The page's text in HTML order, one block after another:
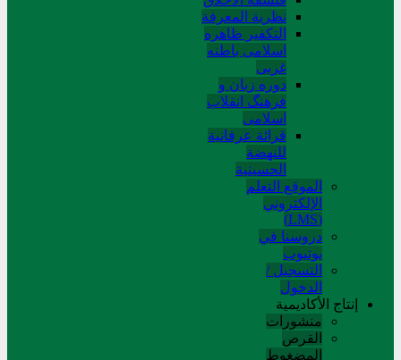
نظریة المعرفة
التکفیر ظاهره
اسلامی باطنه
غربی
دوره زبان و
فرهنگ انقلاب
اسلامی
قرائة عرفانیة
للنهضة
الحسینیة
الموقع التعلم
الإلکتروني
(LMS)
دروسنا في
يوتيوب
التسجيل /
الدخول
إنتاج الأكاديمية
منشورات
القرص
المضغوط